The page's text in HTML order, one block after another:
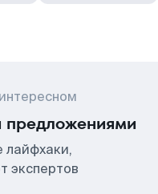
лайфхаки,
экспертов